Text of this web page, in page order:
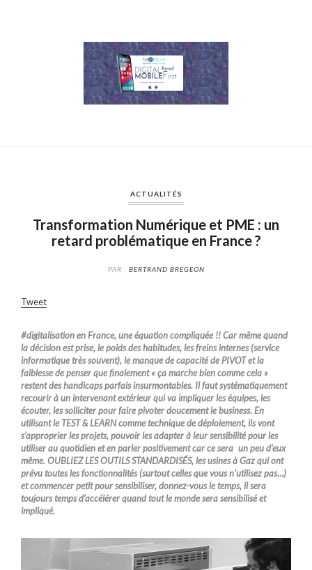
ACTUALITÉS
Transformation Numérique et PME : un
retard problématique en France ?
PAR BERTRAND BREGEON
Tweet
#digitalisation en France, une équation compliquée !! Car même quand
la décision est prise, le poids des habitudes, les freins internes (service
informatique très souvent), le manque de capacité de PIVOT et la
faiblesse de penser que finalement « ça marche bien comme cela »
restent des handicaps parfais insurmontables. Il faut systématiquement
recourir à un intervenant extérieur qui va impliquer les équipes, les
écouter, les solliciter pour faire pivoter doucement le business. En
utilisant le TEST & LEARN comme technique de déploiement, ils vont
s’approprier les projets, pouvoir les adapter à leur sensibilité pour les
utiliser au quotidien et en parler positivement car ce sera un peu d’eux
même. OUBLIEZ LES OUTILS STANDARDISÉS, les usines à Gaz qui ont
prévu toutes les fonctionnalités (surtout celles que vous n’utilisez pas…)
et commencer petit pour sensibiliser, donnez-vous le temps, il sera
toujours temps d’accélérer quand tout le monde sera sensibilisé et
impliqué.